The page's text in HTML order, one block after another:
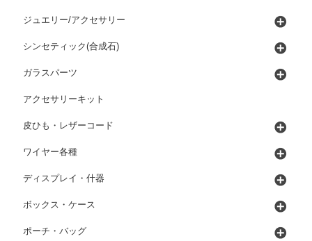
ジュエリー/アクセサリー
シンセティック(合成石)
ガラスパーツ
アクセサリーキット
皮ひも・レザーコード
ワイヤー各種
ディスプレイ・什器
ボックス・ケース
ポーチ・バッグ